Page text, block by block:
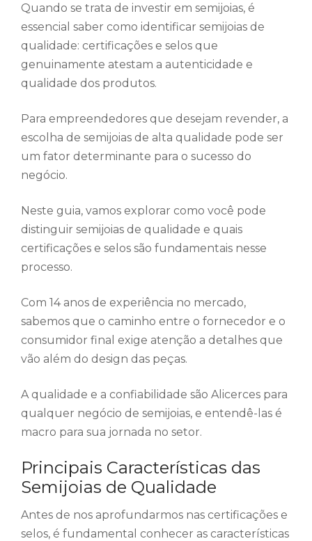
Quando se trata de investir em semijoias, é
essencial saber como identificar semijoias de
qualidade: certificações e selos que
genuinamente atestam a autenticidade e
qualidade dos produtos.
Para empreendedores que desejam revender, a
escolha de semijoias de alta qualidade pode ser
um fator determinante para o sucesso do
negócio.
Neste guia, vamos explorar como você pode
distinguir semijoias de qualidade e quais
certificações e selos são fundamentais nesse
processo.
Com 14 anos de experiência no mercado,
sabemos que o caminho entre o fornecedor e o
consumidor final exige atenção a detalhes que
vão além do design das peças.
A qualidade e a confiabilidade são Alicerces para
qualquer negócio de semijoias, e entendê-las é
macro para sua jornada no setor.
Principais Características das
Semijoias de Qualidade
Antes de nos aprofundarmos nas certificações e
selos, é fundamental conhecer as características